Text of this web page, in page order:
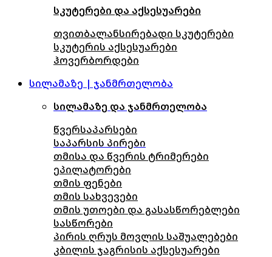
სკუტერები და აქსესუარები
თვითბალანსირებადი სკუტერები
სკუტერის აქსესუარები
ჰოვერბორდები
სილამაზე | ჯანმრთელობა
სილამაზე და ჯანმრთელობა
წვერსაპარსები
საპარსის პირები
თმისა და წვერის ტრიმერები
ეპილატორები
თმის ფენები
თმის სახვევები
თმის უთოები და გასასწორებლები
სასწორები
პირის ღრუს მოვლის საშუალებები
კბილის ჯაგრისის აქსესუარები